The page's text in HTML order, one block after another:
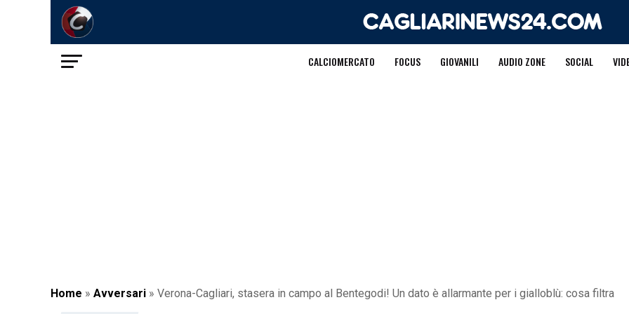
CALCIOMERCATO FOCUS GIOVANILI AUDIO ZONE SOCIAL
Home » Avversari » Verona-Cagliari, stasera in campo al Bentegodi! Un dato è allarmante per i gialloblù: cosa filtra